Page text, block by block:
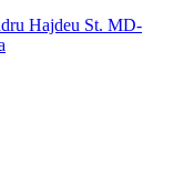
Hajdeu St. MD-